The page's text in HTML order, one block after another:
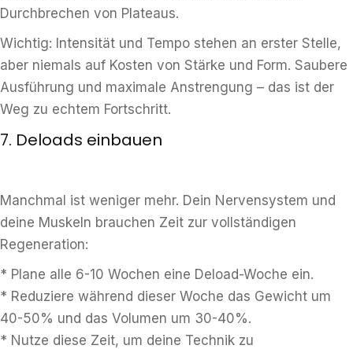
Durchbrechen von Plateaus.
Wichtig: Intensität und Tempo stehen an erster Stelle,
aber niemals auf Kosten von Stärke und Form. Saubere
Ausführung und maximale Anstrengung – das ist der
Weg zu echtem Fortschritt.
7. Deloads einbauen
Manchmal ist weniger mehr. Dein Nervensystem und
deine Muskeln brauchen Zeit zur vollständigen
Regeneration:
* Plane alle 6-10 Wochen eine Deload-Woche ein.
* Reduziere während dieser Woche das Gewicht um
40-50% und das Volumen um 30-40%.
* Nutze diese Zeit, um deine Technik zu